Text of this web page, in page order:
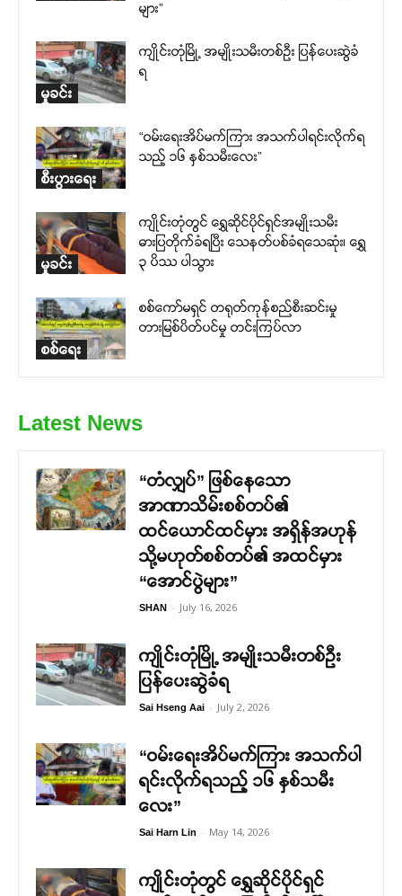
များ”
မှုခင်း
ကျိုင်းတုံမြို့ အမျိုးသမီးတစ်ဦး ပြန်ပေးဆွဲခံ
ရ
စီးပွားရေး
“ဝမ်းရေးအိပ်မက်ကြား အသက်ပါရင်းလိုက်ရ
သည့် ၁၆ နှစ်သမီးလေး”
မှုခင်း
ကျိုင်းတုံတွင် ရွှေဆိုင်ပိုင်ရှင်အမျိုးသမီး
ဓားပြတိုက်ခံရပြီး သေနတ်ပစ်ခံရသေဆုံး၊ ရွှေ
၃ ပိဿ ပါသွား
စစ်ရေး
စစ်ကော်မရှင် တရုတ်ကုန်စည်စီးဆင်းမှု
တားမြစ်ပိတ်ပင်မှု တင်းကြပ်လာ
Latest News
“တံလျှပ်” ဖြစ်နေသော
အာဏာသိမ်းစစ်တပ်၏
ထင်ယောင်ထင်မှား အရှိန်အဟုန်
သို့မဟုတ်စစ်တပ်၏ အထင်မှား
“အောင်ပွဲများ”
SHAN - July 16, 2026
ကျိုင်းတုံမြို့ အမျိုးသမီးတစ်ဦး
ပြန်ပေးဆွဲခံရ
Sai Hseng Aai - July 2, 2026
“ဝမ်းရေးအိပ်မက်ကြား အသက်ပါ
ရင်းလိုက်ရသည့် ၁၆ နှစ်သမီး
လေး”
Sai Harn Lin - May 14, 2026
ကျိုင်းတုံတွင် ရွှေဆိုင်ပိုင်ရှင်